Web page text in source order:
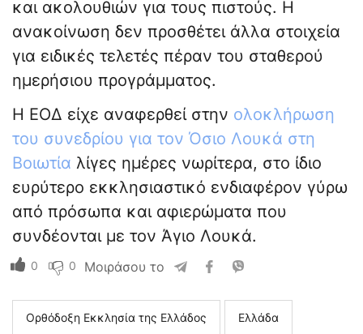
και ακολουθιών για τους πιστούς. Η
ανακοίνωση δεν προσθέτει άλλα στοιχεία
για ειδικές τελετές πέραν του σταθερού
ημερήσιου προγράμματος.
Η ΕΟΔ είχε αναφερθεί στην ολοκλήρωση
του συνεδρίου για τον Όσιο Λουκά στη
Βοιωτία λίγες ημέρες νωρίτερα, στο ίδιο
ευρύτερο εκκλησιαστικό ενδιαφέρον γύρω
από πρόσωπα και αφιερώματα που
συνδέονται με τον Άγιο Λουκά.
0 0 Μοιράσου το
Ορθόδοξη Εκκλησία της Ελλάδος Ελλάδα